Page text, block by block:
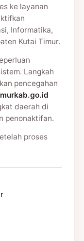
ke layanan
Informatika,
Kutai Timur.
Langkah
pencegahan
daerah di
penonaktifan.
proses